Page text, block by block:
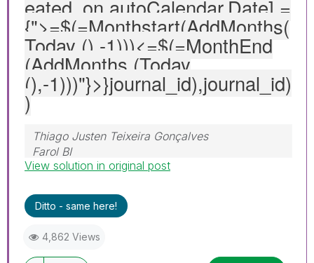
eated_on.autoCalendar.Date] =
{">=$(=Monthstart(AddMonths(
Today (),-1)))<=$(=MonthEnd
(AddMonths (Today
(),-1)))"}>}journal_id),journal_id)
)
Thiago Justen Teixeira Gonçalves
Farol BI
WhatsApp: 24 98152-1675
View solution in original post
Ditto - same here!
4,862 Views